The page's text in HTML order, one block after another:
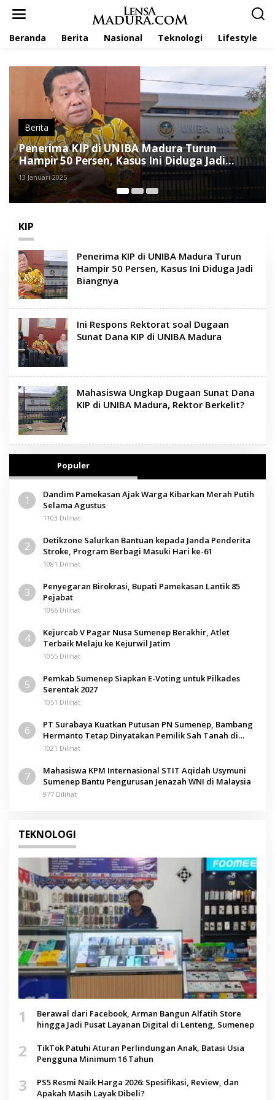
Beranda Berita Nasional Teknologi Lifestyle
di UNIBA Madura Turun
Kasus Ini Diduga Jadi
Berita
Ini Respons
Dana KIP di
KIP
Penerima KIP di UNIBA Madura Turun
Hampir 50 Persen, Kasus Ini Diduga Jadi
Biangnya
Ini Respons Rektorat soal Dugaan
Sunat Dana KIP di UNIBA Madura
Mahasiswa Ungkap Dugaan Sunat Dana
KIP di UNIBA Madura, Rektor Berkelit?
Populer
1
Dandim Pamekasan Ajak Warga Kibarkan Merah Putih
Selama Agustus
1103 Dilihat
2
Detikzone Salurkan Bantuan kepada Janda Penderita
Stroke, Program Berbagi Masuki Hari ke-61
1081 Dilihat
3
Penyegaran Birokrasi, Bupati Pamekasan Lantik 85
Pejabat
1066 Dilihat
4
Kejurcab V Pagar Nusa Sumenep Berakhir, Atlet
Terbaik Melaju ke Kejurwil Jatim
1055 Dilihat
5
Pemkab Sumenep Siapkan E-Voting untuk Pilkades
Serentak 2027
1051 Dilihat
6
PT Surabaya Kuatkan Putusan PN Sumenep, Bambang
Hermanto Tetap Dinyatakan Pemilik Sah Tanah di
Pamolokan
1021 Dilihat
7
Mahasiswa KPM Internasional STIT Aqidah Usymuni
Sumenep Bantu Pengurusan Jenazah WNI di Malaysia
977 Dilihat
TEKNOLOGI
1
Berawal dari Facebook, Arman Bangun Alfatih Store
hingga Jadi Pusat Layanan Digital di Lenteng, Sumenep
2
TikTok Patuhi Aturan Perlindungan Anak, Batasi Usia
Pengguna Minimum 16 Tahun
3
PS5 Resmi Naik Harga 2026: Spesifikasi, Review, dan
Apakah Masih Layak Dibeli?